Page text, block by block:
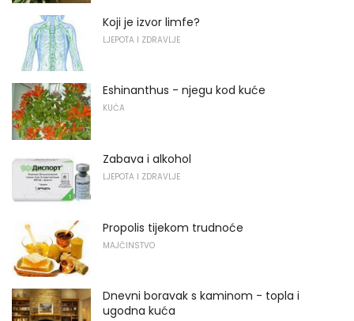
Koji je izvor limfe?
LJEPOTA I ZDRAVLJE
Eshinanthus - njegu kod kuće
KUĆA
Zabava i alkohol
LJEPOTA I ZDRAVLJE
Propolis tijekom trudnoće
MAJČINSTVO
Dnevni boravak s kaminom - topla i
ugodna kuća